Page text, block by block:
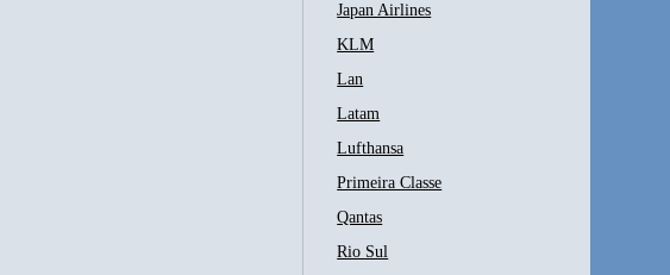
Japan Airlines
KLM
Lan
Latam
Lufthansa
Primeira Classe
Qantas
Rio Sul